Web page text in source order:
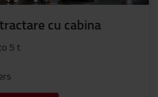
cu cabina
5 t